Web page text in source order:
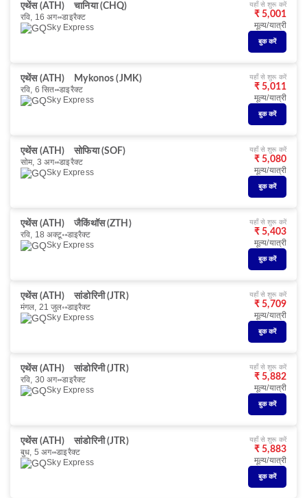
एथेंस (ATH)
चानिया (CHQ)
रवि, 16 अग॰ डाइरैक्ट
Sky Express
यहाँ से शुरू करें
₹ 5,001
मूल्य/यात्री
बुक करें
एथेंस (ATH)
Mykonos (JMK)
रवि, 6 सित॰ डाइरैक्ट
Sky Express
यहाँ से शुरू करें
₹ 5,011
मूल्य/यात्री
बुक करें
एथेंस (ATH)
सोफिया (SOF)
सोम, 3 अग॰ डाइरैक्ट
Sky Express
यहाँ से शुरू करें
₹ 5,080
मूल्य/यात्री
बुक करें
एथेंस (ATH)
जैकिंथॉस (ZTH)
रवि, 18 अक्टू॰ डाइरैक्ट
Sky Express
यहाँ से शुरू करें
₹ 5,403
मूल्य/यात्री
बुक करें
एथेंस (ATH)
सांडोरिनी (JTR)
मंगल, 21 जुल॰ डाइरैक्ट
Sky Express
यहाँ से शुरू करें
₹ 5,709
मूल्य/यात्री
बुक करें
एथेंस (ATH)
सांडोरिनी (JTR)
रवि, 30 अग॰ डाइरैक्ट
Sky Express
यहाँ से शुरू करें
₹ 5,882
मूल्य/यात्री
बुक करें
एथेंस (ATH)
सांडोरिनी (JTR)
बुध, 5 अग॰ डाइरैक्ट
Sky Express
यहाँ से शुरू करें
₹ 5,883
मूल्य/यात्री
बुक करें